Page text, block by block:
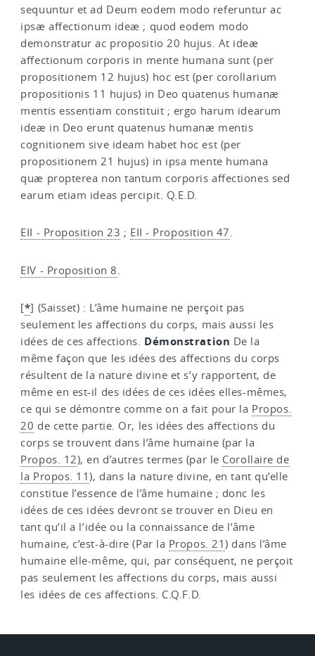
sequuntur et ad Deum eodem modo referuntur ac
ipsæ affectionum ideæ ; quod eodem modo
demonstratur ac propositio 20 hujus. At ideæ
affectionum corporis in mente humana sunt (per
propositionem 12 hujus) hoc est (per corollarium
propositionis 11 hujus) in Deo quatenus humanæ
mentis essentiam constituit ; ergo harum idearum
ideæ in Deo erunt quatenus humanæ mentis
cognitionem sive ideam habet hoc est (per
propositionem 21 hujus) in ipsa mente humana
quæ propterea non tantum corporis affectiones sed
earum etiam ideas percipit. Q.E.D.
EII - Proposition 23 ; EII - Proposition 47.
EIV - Proposition 8
[*] (Saisset) : L’âme humaine ne perçoit pas
seulement les affections du corps, mais aussi les
idées de ces affections. Démonstration De la
même façon que les idées des affections du corps
résultent de la nature divine et s’y rapportent, de
même en est-il des idées de ces idées elles-mêmes,
ce qui se démontre comme on a fait pour la Propos.
20 de cette partie. Or, les idées des affections du
corps se trouvent dans l’âme humaine (par la
Propos. 12), en d’autres termes (par le Corollaire de
la Propos. 11), dans la nature divine, en tant qu’elle
constitue l’essence de l’âme humaine ; donc les
idées de ces idées devront se trouver en Dieu en
tant qu’il a l’idée ou la connaissance de l’âme
humaine, c’est-à-dire (Par la Propos. 21) dans l’âme
humaine elle-même, qui, par conséquent, ne perçoit
pas seulement les affections du corps, mais aussi
les idées de ces affections. C.Q.F.D.